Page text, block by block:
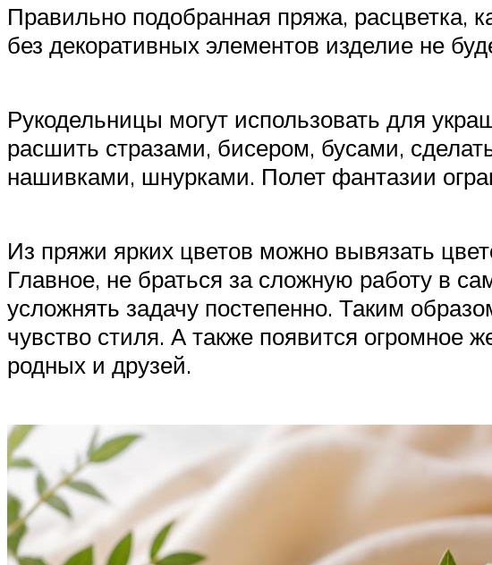
Правильно подобранная пряжа, расцветка,
без декоративных элементов изделие не
Рукодельницы могут использовать для
расшить стразами, бисером, бусами,
нашивками, шнурками. Полет фантазии
Из пряжи ярких цветов можно вывязать
Главное, не браться за сложную работу в
усложнять задачу постепенно. Таким
чувство стиля. А также появится
родных и друзей.